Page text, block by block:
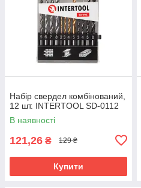
Набір свердел комбінований,
12 шт. INTERTOOL SD-0112
В наявності
121,26 ₴ 129 ₴
Купити